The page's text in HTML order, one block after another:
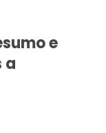
e
a